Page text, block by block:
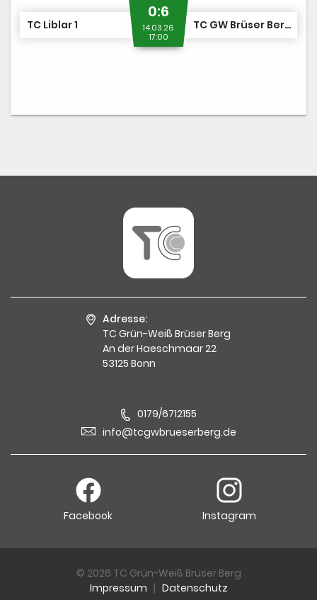
TC Liblar 1
0:6
14.03.26
17:00
TC GW Brüser Berg 1
Adresse:
TC Grün-Weiß Brüser Berg
An der Haeschmaar 22
53125 Bonn
0179/6712155
info@tcgwbrueserberg.de
Facebook Instagram
© 2026 TC Grün-Weiß Brüser Berg
Impressum | Datenschutz